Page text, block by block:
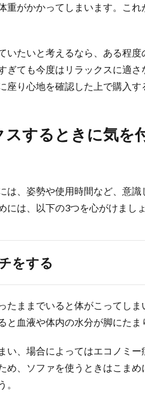
重がかかってしまいます。こ
いたいと考えるなら、ある程
ぎても今度はリラックスに適
座り心地を確認した上で購入す
スするときに気を
は、姿勢や使用時間など、意識
は、以下の3つを心がけましょ
をする
たままでいると体がこってし
と血液や体内の水分が脚にたま
い、場合によってはエコノミ
め、ソファを使うときはこま
。